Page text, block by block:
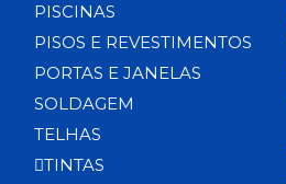
PISCINAS
PISOS E REVESTIMENTOS
PORTAS E JANELAS
SOLDAGEM
TELHAS
TINTAS